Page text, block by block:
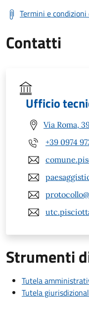
Termini e
Contatti
Ufficio
Via Roma,
+39 0974
Strumenti
Tutela
Tutela